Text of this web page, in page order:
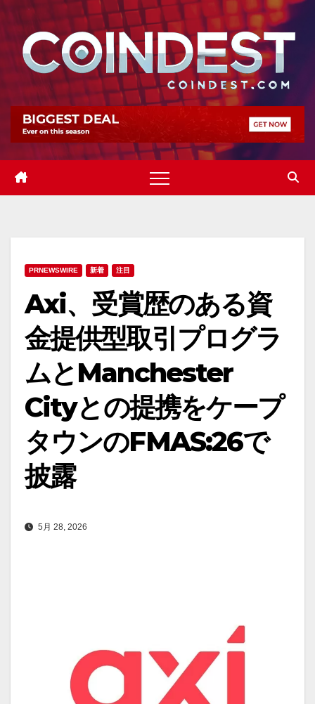
Skip
content
PRNEWSWIRE 新着 注目
Axi、受賞歴のある資
金提供型取引プログラ
ムとManchester
Cityとの提携をケープ
タウンのFMAS:26で
披露
5月 28, 2026